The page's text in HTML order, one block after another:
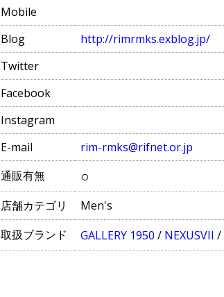
Mobile
Blog
http://rimrmks.exblog.jp/
Twitter
Facebook
Instagram
E-mail
rim-rmks@rifnet.or.jp
通販有無
○
店舗カテゴリ
Men's
取扱ブランド
GALLERY 1950 / NEXUSVII /